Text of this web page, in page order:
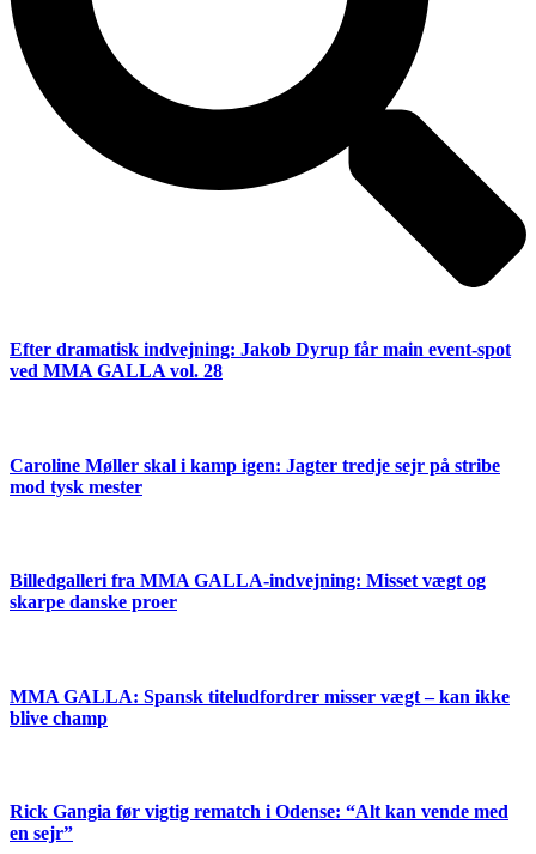
Efter dramatisk indvejning: Jakob Dyrup får main event-spot
ved MMA GALLA vol. 28
Caroline Møller skal i kamp igen: Jagter tredje sejr på stribe
mod tysk mester
Billedgalleri fra MMA GALLA-indvejning: Misset vægt og
skarpe danske proer
MMA GALLA: Spansk titeludfordrer misser vægt – kan ikke
blive champ
Rick Gangia før vigtig rematch i Odense: “Alt kan vende med
en sejr”